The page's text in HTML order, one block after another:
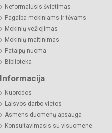
Neformalusis švietimas
Pagalba mokiniams ir tėvams
Mokinių vežiojimas
Mokinių maitinimas
Patalpų nuoma
Biblioteka
Informacija
Nuorodos
Laisvos darbo vietos
Asmens duomenų apsauga
Konsultavimasis su visuomene